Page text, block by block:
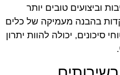
וביצועים טובים יותר
בהבנה מעמיקה של כלים
סיכונים, יכולה להוות יתרון